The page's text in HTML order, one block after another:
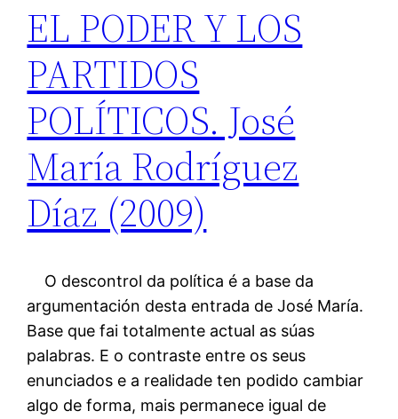
EL PODER Y LOS
PARTIDOS
POLÍTICOS. José
María Rodríguez
Díaz (2009)
O descontrol da política é a base da
argumentación desta entrada de José María.
Base que fai totalmente actual as súas
palabras. E o contraste entre os seus
enunciados e a realidade ten podido cambiar
algo de forma, mais permanece igual de